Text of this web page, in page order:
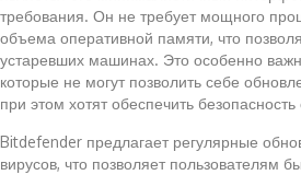
требования. Он не требует мощного
объема оперативной памяти, что
устаревших машинах. Это особенно
которые не могут позволить себе
при этом хотят обеспечить
Bitdefender предлагает регулярные
вирусов, что позволяет пользователям